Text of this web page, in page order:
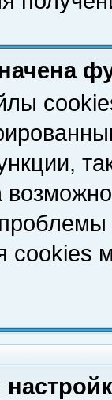
cookies